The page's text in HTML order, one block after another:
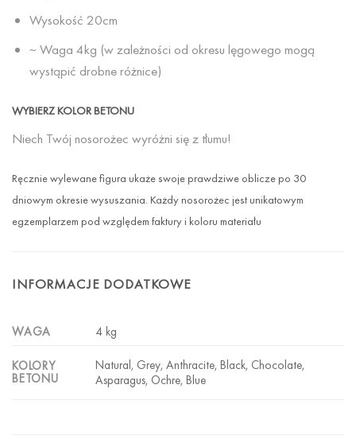
Wysokość 20cm
~ Waga 4kg (w zależności od okresu lęgowego mogą
wystąpić drobne różnice)
WYBIERZ KOLOR BETONU
Niech Twój nosorożec wyróżni się z tłumu!
Ręcznie wylewane figura ukaże swoje prawdziwe oblicze po 30
dniowym okresie wysuszania. Każdy nosorożec jest unikatowym
egzemplarzem pod względem faktury i koloru materiału
INFORMACJE DODATKOWE
WAGA 4 kg
KOLORY
BETONU
Natural, Grey, Anthracite, Black, Chocolate,
Asparagus, Ochre, Blue